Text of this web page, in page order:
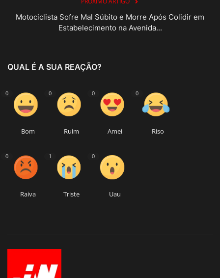
Motociclista Sofre Mal Súbito e Morre Após Colidir em
Estabelecimento na Avenida...
QUAL É A SUA REAÇÃO?
0
Bom
0
Ruim
0
Amei
0
Riso
0
Raiva
1
Triste
0
Uau